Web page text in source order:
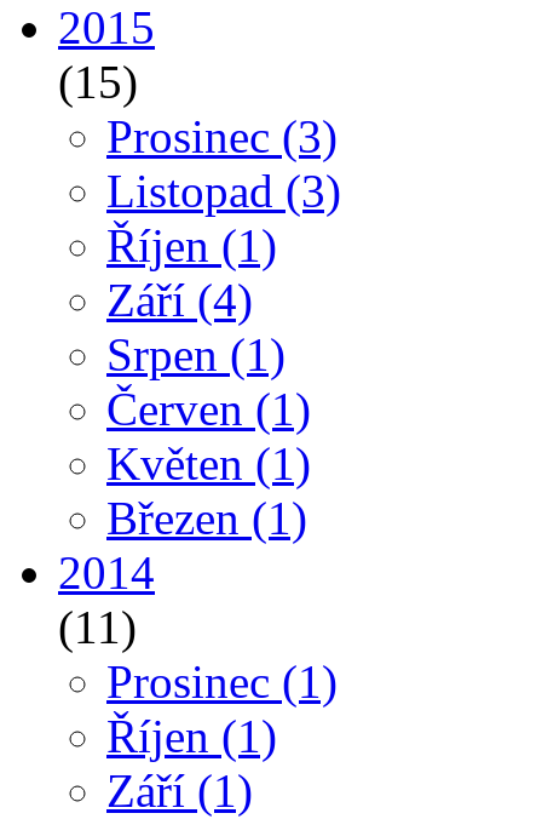
2015
(15)
Prosinec (3)
Listopad (3)
Říjen (1)
Září (4)
Srpen (1)
Červen (1)
Květen (1)
Březen (1)
2014
(11)
Prosinec (1)
Říjen (1)
Září (1)